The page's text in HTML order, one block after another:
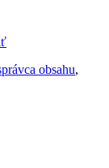
obsahu,